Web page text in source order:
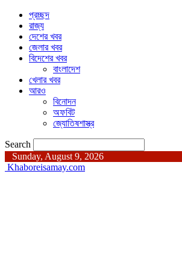
প্রচ্ছদ
রাজ্য
দেশের খবর
জেলার খবর
বিদেশের খবর
বাংলাদেশ
খেলার খবর
আরও
বিনোদন
অফবিট
জ্যোতিষশাস্ত্র
Search
Sunday, August 9, 2026
Khaboreisamay.com